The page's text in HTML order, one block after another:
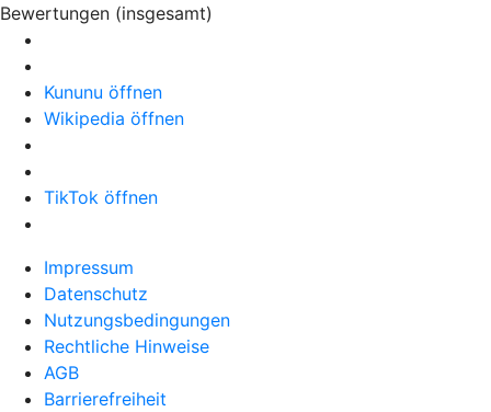
Bewertungen (insgesamt)
Kununu öffnen
Wikipedia öffnen
TikTok öffnen
Impressum
Datenschutz
Nutzungsbedingungen
Rechtliche Hinweise
AGB
Barrierefreiheit